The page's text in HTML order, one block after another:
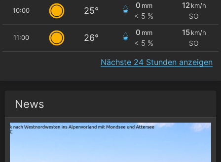
10:00 25°
0 mm
< 5 %
12 km/h
SO
11:00 26°
0 mm
< 5 %
15 km/h
SO
Nächste 24 Stunden anzeigen
News